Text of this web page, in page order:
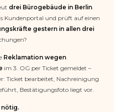
drei Bürogebäude in Berlin.
Kundenportal und prüft auf einen
gestern in allen drei
Reklamation wegen
im 3. OG per Ticket gemeldet –
Ticket bearbeitet, Nachreinigung
Bestätigungsfoto liegt vor.
nötig.